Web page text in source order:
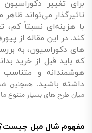
برای تغییر
تاثیرگذار می‌تواند
با هزینه‌ای نسبتاً کم،
کند. در این مقاله از
های دکوراسیون، به
که باید قبل از خرید
هوشمندانه و متناسب
داشته باشید. همچنین
میان طرح های بسیار متنوع ما
مفهوم شال‌ مبل